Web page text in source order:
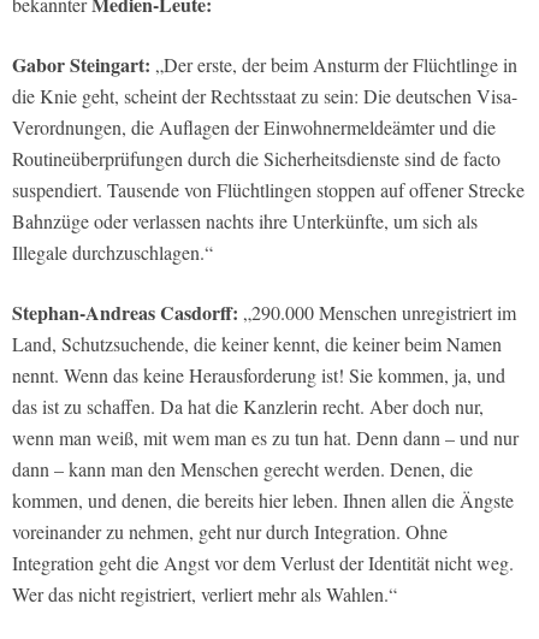
Gabor Steingart: „Der erste, der beim Ansturm der Flüchtlinge in
die Knie geht, scheint der Rechtsstaat zu sein: Die deutschen Visa-
Verordnungen, die Auflagen der Einwohnermeldeämter und die
Routineüberprüfungen durch die Sicherheitsdienste sind de facto
suspendiert. Tausende von Flüchtlingen stoppen auf offener Strecke
Bahnzüge oder verlassen nachts ihre Unterkünfte, um sich als
Illegale durchzuschlagen.“
Stephan-Andreas Casdorff: „290.000 Menschen unregistriert im
Land, Schutzsuchende, die keiner kennt, die keiner beim Namen
nennt. Wenn das keine Herausforderung ist! Sie kommen, ja, und
das ist zu schaffen. Da hat die Kanzlerin recht. Aber doch nur,
wenn man weiß, mit wem man es zu tun hat. Denn dann – und nur
dann – kann man den Menschen gerecht werden. Denen, die
kommen, und denen, die bereits hier leben. Ihnen allen die Ängste
voreinander zu nehmen, geht nur durch Integration. Ohne
Integration geht die Angst vor dem Verlust der Identität nicht weg.
Wer das nicht registriert, verliert mehr als Wahlen.“